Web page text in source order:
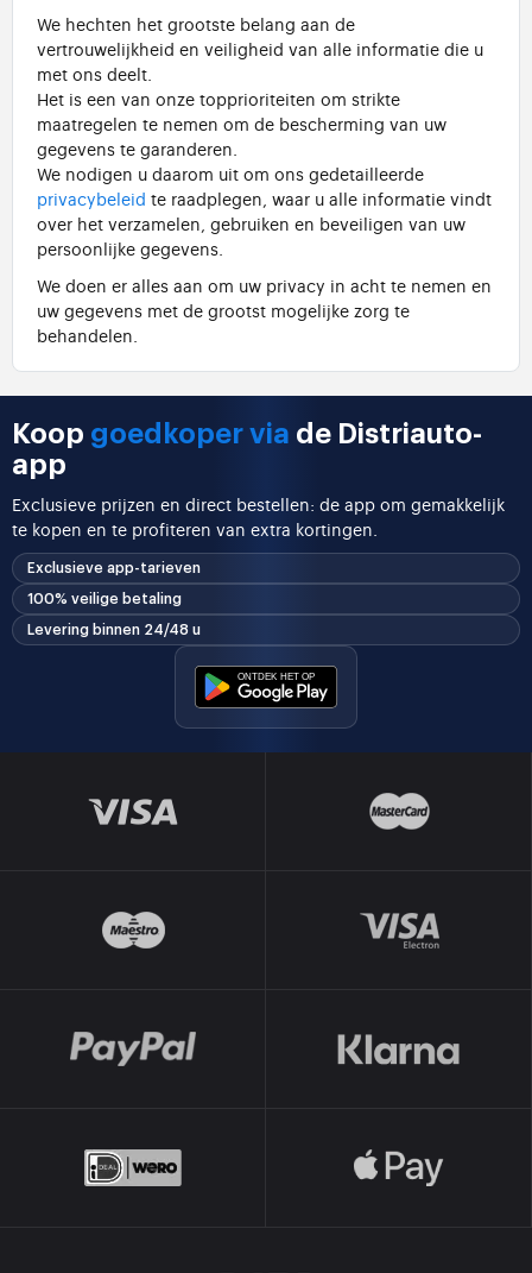
We hechten het grootste belang aan de
vertrouwelijkheid en veiligheid van alle informatie die u
met ons deelt.
Het is een van onze topprioriteiten om strikte
maatregelen te nemen om de bescherming van uw
gegevens te garanderen.
We nodigen u daarom uit om ons gedetailleerde
privacybeleid te raadplegen, waar u alle informatie vindt
over het verzamelen, gebruiken en beveiligen van uw
persoonlijke gegevens.
We doen er alles aan om uw privacy in acht te nemen en
uw gegevens met de grootst mogelijke zorg te
behandelen.
Koop goedkoper via de Distriauto-
app
Exclusieve prijzen en direct bestellen: de app om gemakkelijk
te kopen en te profiteren van extra kortingen.
Exclusieve app-tarieven
100% veilige betaling
Levering binnen 24/48 u